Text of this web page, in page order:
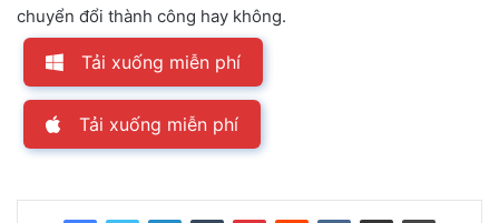
chuyển đổi thành công hay không.
Tải xuống miễn phí
Tải xuống miễn phí